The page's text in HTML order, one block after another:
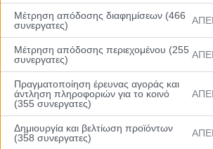
Μέτρηση απόδοσης διαφημίσεων (466
συνεργατες)
Μέτρηση απόδοσης περιεχομένου (255
συνεργατες)
Πραγματοποίηση έρευνας αγοράς και
άντληση πληροφοριών για το κοινό
(355 συνεργατες)
Δημιουργία και βελτίωση προϊόντων
(358 συνεργατες)
Αρχική
Βαθμολογία
Πρόγραμμα
Ομάδες
Νέα